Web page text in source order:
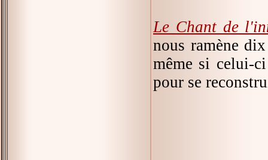
Le Chant de
nous ramène
même si celui-
pour se